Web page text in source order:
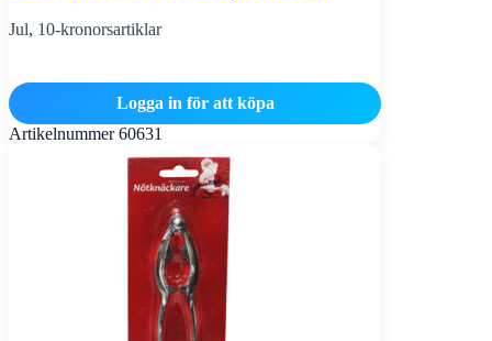
Jul, 10-kronorsartiklar
Logga in för att köpa
Artikelnummer60631